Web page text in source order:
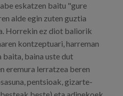
eskatzen baitu "gure
alde egin zuten guztia
Horrekin ez diot baliorik
kontzeptuari, harreman
baina uste dut
eremura lerratzea beren
pentsioak, gizarte-